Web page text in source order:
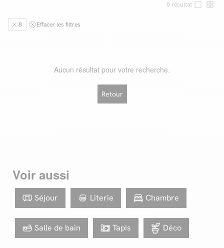
0 résultat
8 Effacer les filtres
Aucun résultat pour votre recherche.
Retour
Voir aussi
Séjour Literie Chambre
Salle de bain Tapis Déco